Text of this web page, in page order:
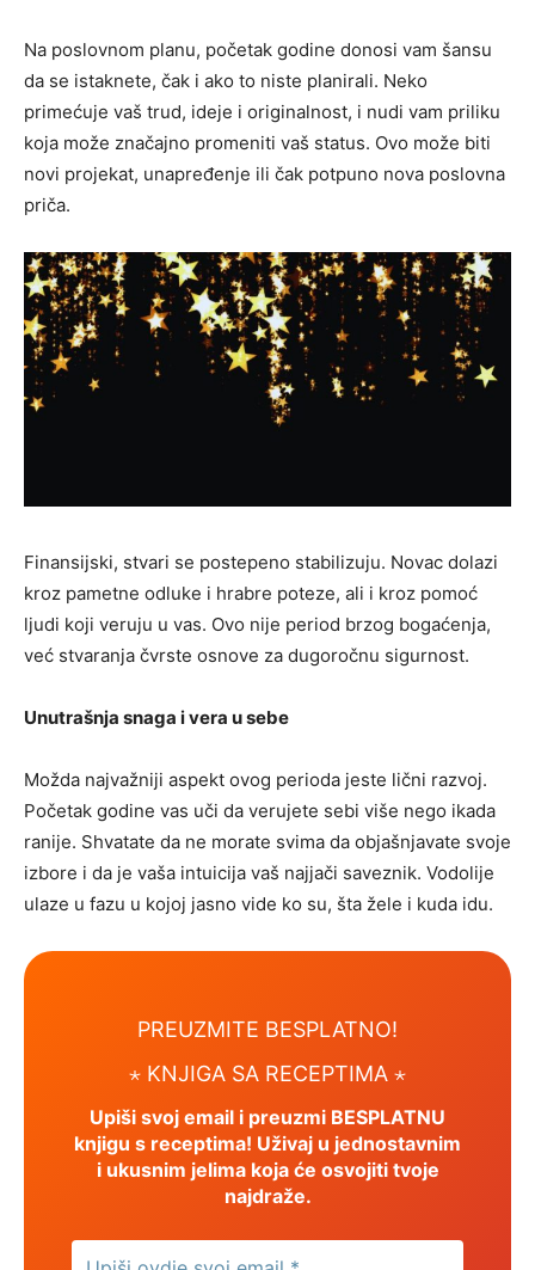
Na poslovnom planu, početak godine donosi vam šansu
da se istaknete, čak i ako to niste planirali. Neko
primećuje vaš trud, ideje i originalnost, i nudi vam priliku
koja može značajno promeniti vaš status. Ovo može biti
novi projekat, unapređenje ili čak potpuno nova poslovna
priča.
Finansijski, stvari se postepeno stabilizuju. Novac dolazi
kroz pametne odluke i hrabre poteze, ali i kroz pomoć
ljudi koji veruju u vas. Ovo nije period brzog bogaćenja,
već stvaranja čvrste osnove za dugoročnu sigurnost.
Unutrašnja snaga i vera u sebe
Možda najvažniji aspekt ovog perioda jeste lični razvoj.
Početak godine vas uči da verujete sebi više nego ikada
ranije. Shvatate da ne morate svima da objašnjavate svoje
izbore i da je vaša intuicija vaš najjači saveznik. Vodolije
ulaze u fazu u kojoj jasno vide ko su, šta žele i kuda idu.
PREUZMITE BESPLATNO!
⋆ KNJIGA SA RECEPTIMA ⋆
Upiši svoj email i preuzmi BESPLATNU
knjigu s receptima! Uživaj u jednostavnim
i ukusnim jelima koja će osvojiti tvoje
najdraže.